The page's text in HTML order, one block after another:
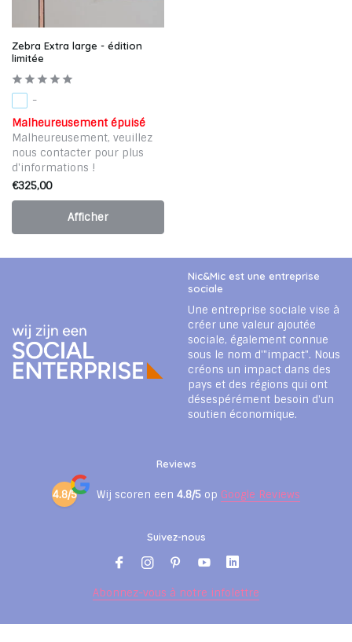
Zebra Extra large - édition
limitée
-
Malheureusement épuisé
Malheureusement, veuillez
nous contacter pour plus
d'informations !
€325,00
Afficher
Nic&Mic est une entreprise
sociale
Une entreprise sociale vise à
créer une valeur ajoutée
sociale, également connue
sous le nom d'"impact". Nous
créons un impact dans des
pays et des régions qui ont
désespérément besoin d'un
soutien économique.
Reviews
4.8/5 Wij scoren een 4.8/5 op Google Reviews
Suivez-nous
Abonnez-vous à notre infolettre